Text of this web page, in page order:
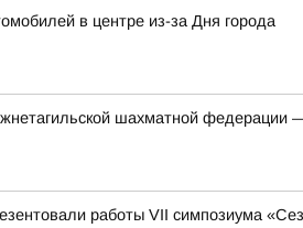
в центре из-за Дня города
шахматной федерации
работы VII симпозиума